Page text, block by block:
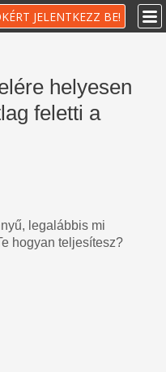
JELENTKEZZ BE!
helyesen
feletti a
legalábbis mi
hogyan teljesítesz?